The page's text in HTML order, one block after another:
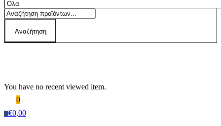
Αναζήτηση
You have no recent viewed item.
0
€0,00